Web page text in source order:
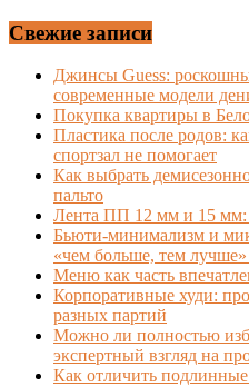
Свежие записи
Джинсы Guess:
современные модели
Покупка квартиры в
Пластика после родов:
спортзал не помогает
Как выбрать
пальто
Лента ПП 12 мм и 15
Бьюти-минимализм и
«чем больше, тем
Меню как часть
Корпоративные худи:
разных партий
Можно ли полностью
экспертный взгляд на
Как отличить